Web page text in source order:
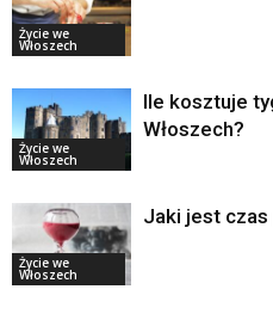
Życie we
Włoszech
Życie we
Włoszech
Ile kosztuje
Włoszech?
Życie we
Włoszech
Jaki jest czas